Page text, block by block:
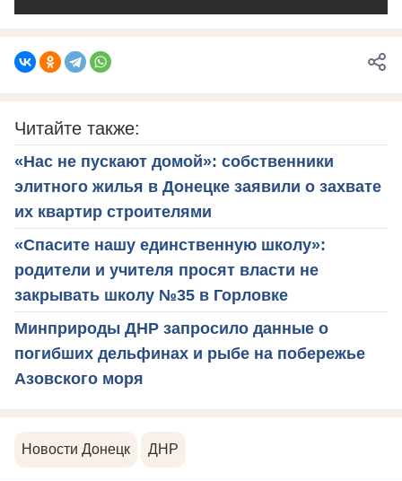
Читайте также:
«Нас не пускают домой»: собственники
элитного жилья в Донецке заявили о захвате
их квартир строителями
«Спасите нашу единственную школу»:
родители и учителя просят власти не
закрывать школу №35 в Горловке
Минприроды ДНР запросило данные о
погибших дельфинах и рыбе на побережье
Азовского моря
Новости Донецк ДНР